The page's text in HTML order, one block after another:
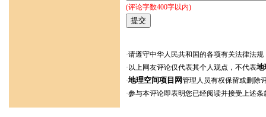
(评论字数400字以内)
·请遵守中华人民共和国的各项有关法律法规
·以上网友评论仅代表其个人观点，不代表地
·地理空间项目网管理人员有权保留或删除
·参与本评论即表明您已经阅读并接受上述条